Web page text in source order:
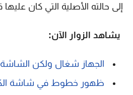
إلى حالته الأصلية التي كان
يشاهد الزوار الآن:
الجهاز شغال ولكن
ظهور خطوط في شاشة